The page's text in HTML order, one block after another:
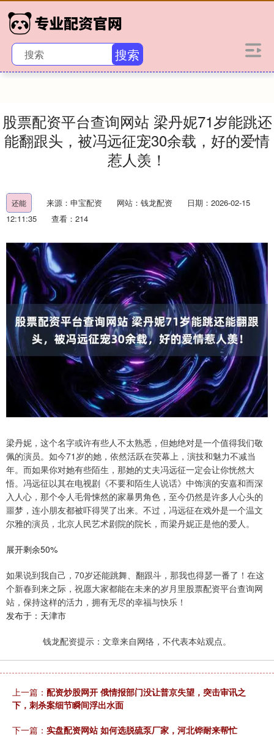
搜索
股票配资平台查询网站 梁丹妮71岁能跳还
能翻跟头，被冯远征宠30余载，好的爱情
惹人羡！
还能 来源：申宝配资 网站：钱龙配资
日期：2026-02-15
12:11:35
查看：214
梁丹妮，这个名字或许有些人不太熟悉，但她绝对是一个值得我们敬
佩的演员。如今71岁的她，依然活跃在荧幕上，演技和魅力不减当
年。而如果你对她有些陌生，那她的丈夫冯远征一定会让你恍然大
悟。冯远征以其在电视剧《不要和陌生人说话》中饰演的安嘉和而深
入人心，那个令人毛骨悚然的家暴男角色，至今仍然是许多人心头的
噩梦，连小朋友都被吓得哭了出来。不过，冯远征在戏外是一个温文
尔雅的演员，北京人民艺术剧院的院长，而梁丹妮正是他的爱人。
展开剩余50%
如果说到我自己，70岁还能跳舞、翻跟斗，那我也得瑟一番了！在这
个新春到来之际，祝愿大家都能在未来的岁月里股票配资平台查询网
站，保持这样的活力，拥有无尽的幸福与快乐！
发布于：天津市
钱龙配资提示：文章来自网络，不代表本站观点。
上一篇： 配资炒股网开 俄情报部门没让普京失望，突击审讯之
下，刺杀案细节瞬间浮出水面
下一篇： 实盘配资网站 如何选脱硫泵厂家，河北铧耐来帮忙